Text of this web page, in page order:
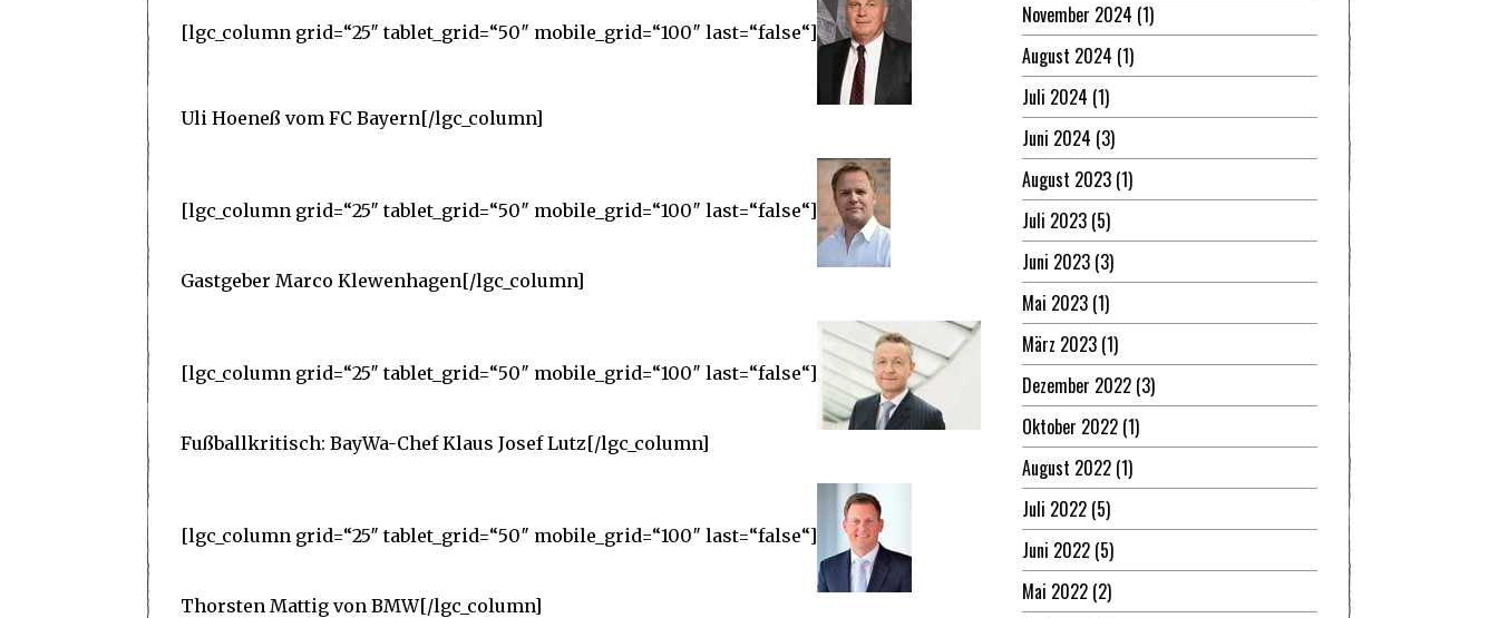
[lgc_column grid=“25″ tablet_grid=“50″ mobile_grid=“100″ last=“false“]
Uli Hoeneß vom FC Bayern[/lgc_column]
[lgc_column grid=“25″ tablet_grid=“50″ mobile_grid=“100″ last=“false“]
Gastgeber Marco Klewenhagen[/lgc_column]
[lgc_column grid=“25″ tablet_grid=“50″ mobile_grid=“100″ last=“false“]
Fußballkritisch: BayWa-Chef Klaus Josef Lutz[/lgc_column]
[lgc_column grid=“25″ tablet_grid=“50″ mobile_grid=“100″ last=“false“]
Thorsten Mattig von BMW[/lgc_column]
November 2024 (1)
August 2024 (1)
Juli 2024 (1)
Juni 2024 (3)
August 2023 (1)
Juli 2023 (5)
Juni 2023 (3)
Mai 2023 (1)
März 2023 (1)
Dezember 2022 (3)
Oktober 2022 (1)
August 2022 (1)
Juli 2022 (5)
Juni 2022 (5)
Mai 2022 (2)